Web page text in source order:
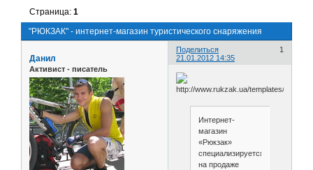
"РЮКЗАК" - интернет-магазин туристического снаряжения
Страница:1
Поделиться
1
21.01.2012 14:35
Данил
Активист - писатель
Интернет-
магазин
«Рюкзак»
специализируется
на продаже